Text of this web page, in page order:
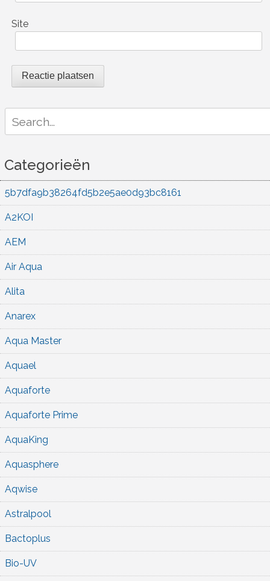
Site
for:
Categorieën
5b7dfa9b38264fd5b2e5ae0d93bc8161
A2KOI
AEM
Air Aqua
Alita
Anarex
Aqua Master
Aquael
Aquaforte
Aquaforte Prime
AquaKing
Aquasphere
Aqwise
Astralpool
Bactoplus
Bio-UV